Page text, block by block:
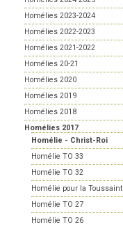
Homélies 2023-2024
Homélies 2022-2023
Homélies 2021-2022
Homélies 20-21
Homélies 2020
Homélies 2019
Homélies 2018
Homélies 2017
Homélie - Christ-Roi
Homélie TO 33
Homélie TO 32
Homélie pour la Toussaint
Homélie TO 27
Homélie TO 26